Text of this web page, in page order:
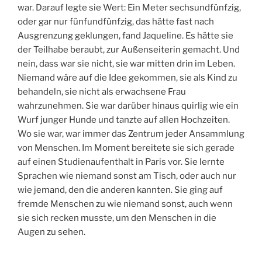
war. Darauf legte sie Wert: Ein Meter sechsundfünfzig,
oder gar nur fünfundfünfzig, das hätte fast nach
Ausgrenzung geklungen, fand Jaqueline. Es hätte sie
der Teilhabe beraubt, zur Außenseiterin gemacht. Und
nein, dass war sie nicht, sie war mitten drin im Leben.
Niemand wäre auf die Idee gekommen, sie als Kind zu
behandeln, sie nicht als erwachsene Frau
wahrzunehmen. Sie war darüber hinaus quirlig wie ein
Wurf junger Hunde und tanzte auf allen Hochzeiten.
Wo sie war, war immer das Zentrum jeder Ansammlung
von Menschen. Im Moment bereitete sie sich gerade
auf einen Studienaufenthalt in Paris vor. Sie lernte
Sprachen wie niemand sonst am Tisch, oder auch nur
wie jemand, den die anderen kannten. Sie ging auf
fremde Menschen zu wie niemand sonst, auch wenn
sie sich recken musste, um den Menschen in die
Augen zu sehen.